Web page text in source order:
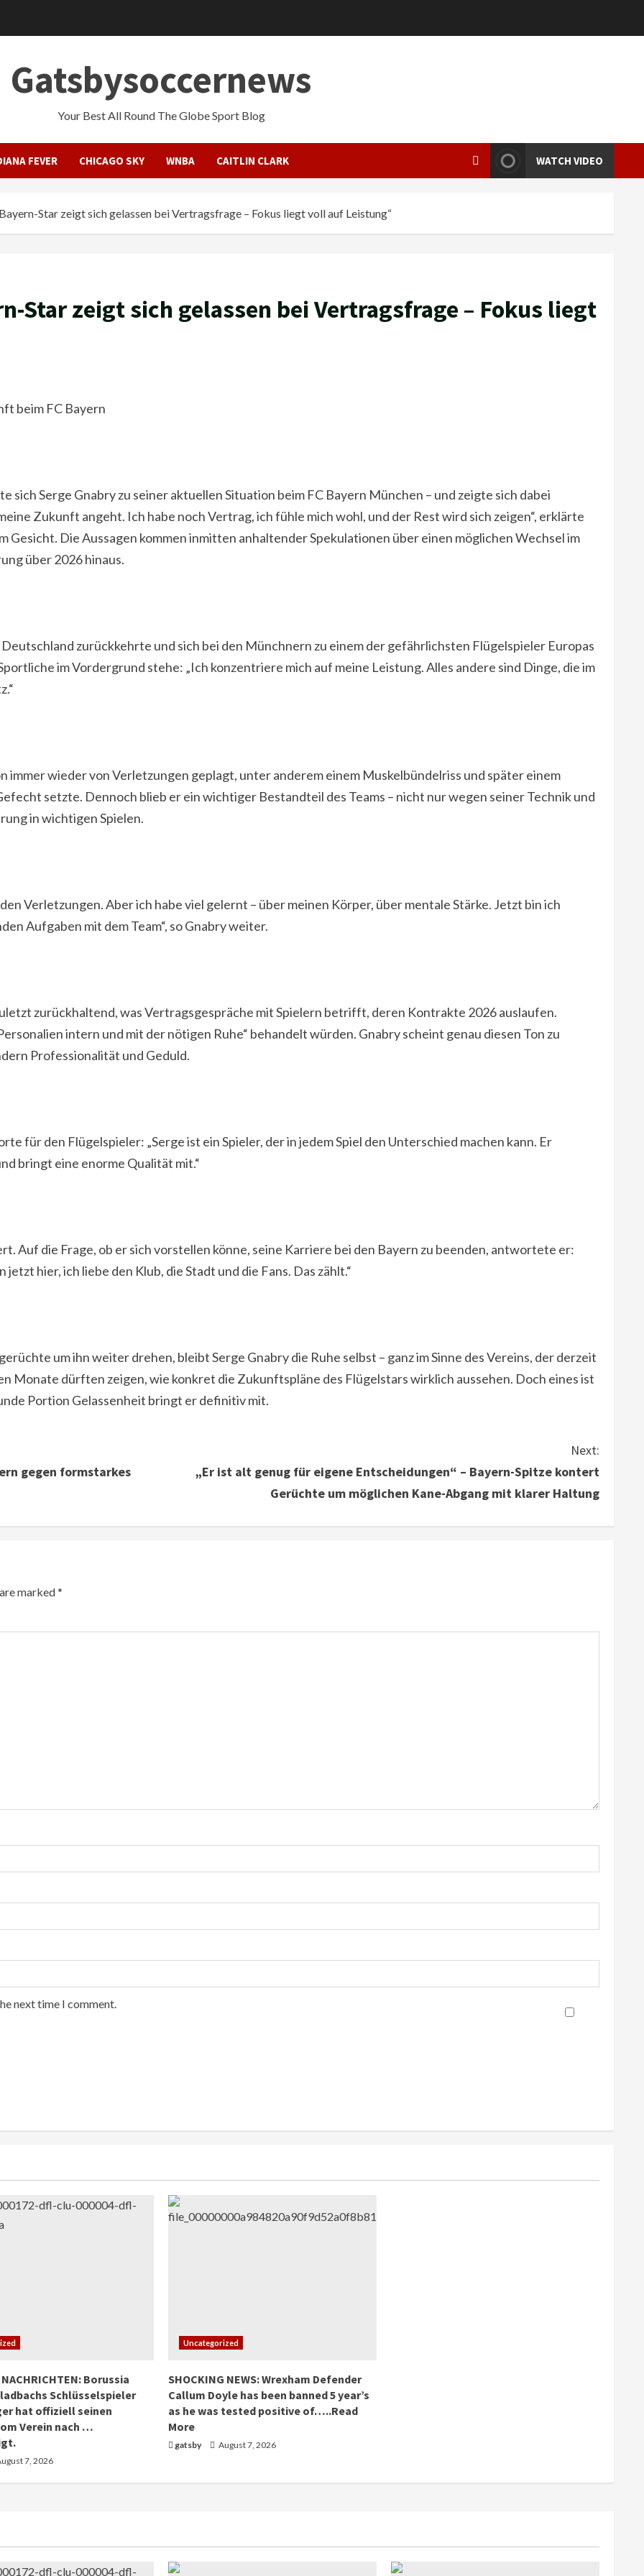
Gatsbysoccernews
Your Best All Round The Globe Sport Blog
FEVER CHICAGO SKY WNBA CAITLIN CLARK WATCH VIDEO
Star zeigt sich gelassen bei Vertragsfrage – Fokus liegt voll auf Leistung“
Star zeigt sich gelassen bei Vertragsfrage – Fokus liegt
beim FC Bayern
sich Serge Gnabry zu seiner aktuellen Situation beim FC Bayern München – und zeigte sich dabei
Zukunft angeht. Ich habe noch Vertrag, ich fühle mich wohl, und der Rest wird sich zeigen“, erklärte
Gesicht. Die Aussagen kommen inmitten anhaltender Spekulationen über einen möglichen Wechsel im
über 2026 hinaus.
zurückkehrte und sich bei den Münchnern zu einem der gefährlichsten Flügelspieler Europas
im Vordergrund stehe: „Ich konzentriere mich auf meine Leistung. Alles andere sind Dinge, die im
immer wieder von Verletzungen geplagt, unter anderem einem Muskelbündelriss und später einem
setzte. Dennoch blieb er ein wichtiger Bestandteil des Teams – nicht nur wegen seiner Technik und
in wichtigen Spielen.
Verletzungen. Aber ich habe viel gelernt – über meinen Körper, über mentale Stärke. Jetzt bin ich
Aufgaben mit dem Team“, so Gnabry weiter.
zurückhaltend, was Vertragsgespräche mit Spielern betrifft, deren Kontrakte 2026 auslaufen.
intern und mit der nötigen Ruhe“ behandelt würden. Gnabry scheint genau diesen Ton zu
Professionalität und Geduld.
für den Flügelspieler: „Serge ist ein Spieler, der in jedem Spiel den Unterschied machen kann. Er
bringt eine enorme Qualität mit.“
Auf die Frage, ob er sich vorstellen könne, seine Karriere bei den Bayern zu beenden, antwortete er:
hier, ich liebe den Klub, die Stadt und die Fans. Das zählt.“
um ihn weiter drehen, bleibt Serge Gnabry die Ruhe selbst – ganz im Sinne des Vereins, der derzeit
Monate dürften zeigen, wie konkret die Zukunftspläne des Flügelstars wirklich aussehen. Doch eines ist
Portion Gelassenheit bringt er definitiv mit.
gegen formstarkes
Next:
„Er ist alt genug für eigene Entscheidungen“ – Bayern-Spitze kontert
Gerüchte um möglichen Kane-Abgang mit klarer Haltung
marked*
next time I comment.
NACHRICHTEN: Borussia
Schlüsselspieler
hat offiziell seinen
Verein nach …
7, 2026
Uncategorized
SHOCKING NEWS: Wrexham Defender
Callum Doyle has been banned 5 year’s
as he was tested positive of…..Read
More
gatsby August 7, 2026